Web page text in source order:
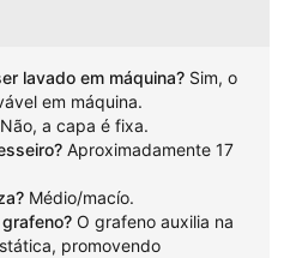
lavado em máquina? Sim, o
em máquina.
Não, a capa é fixa.
Aproximadamente 17
Médio/macío.
O grafeno auxilia na
promovendo